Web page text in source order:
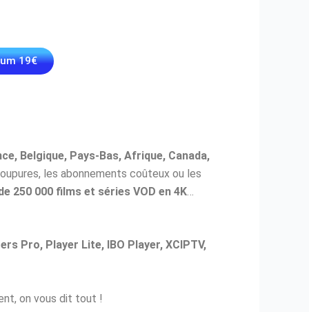
19€
Belgique, Pays-Bas, Afrique, Canada,
les abonnements coûteux ou les
250 000 films et séries VOD en 4K…
Pro, Player Lite, IBO Player, XCIPTV,
on vous dit tout !